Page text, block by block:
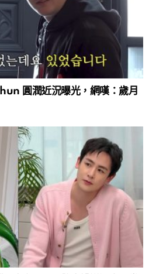
圓潤近況曝光，網嘆：歲月